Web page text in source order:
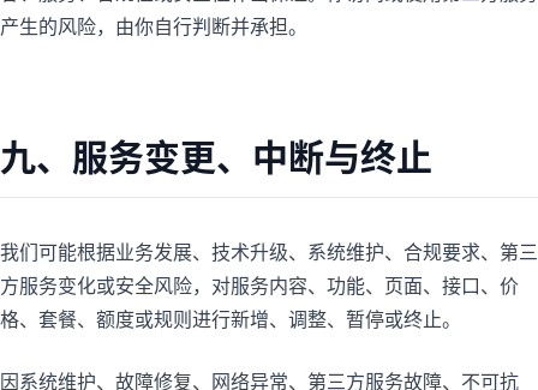
产生的风险，由你自行判断并承担。
九、服务变更、中断与终止
我们可能根据业务发展、技术升级、系统维护、合规要求、第三
方服务变化或安全风险，对服务内容、功能、页面、接口、价
格、套餐、额度或规则进行新增、调整、暂停或终止。
因系统维护、故障修复、网络异常、第三方服务故障、不可抗